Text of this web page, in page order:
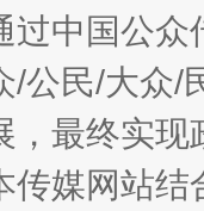
过中国公
/公民/大众
，最终实
传媒网站